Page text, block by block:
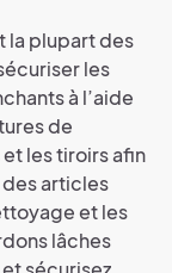
la plupart des
les
à l’aide
de
les tiroirs afin
articles
et les
lâches